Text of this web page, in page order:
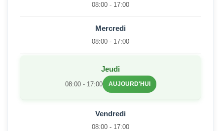
08:00 - 17:00
Mercredi
08:00 - 17:00
Jeudi
08:00 - 17:00 AUJOURD'HUI
Vendredi
08:00 - 17:00